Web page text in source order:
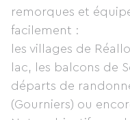
remorques et
facilement :
les villages de
lac, les balcons de
départs de
(Gourniers) ou